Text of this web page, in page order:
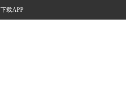
下载APP